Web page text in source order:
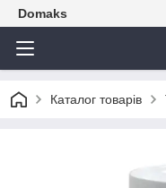
Domaks
Каталог товарів